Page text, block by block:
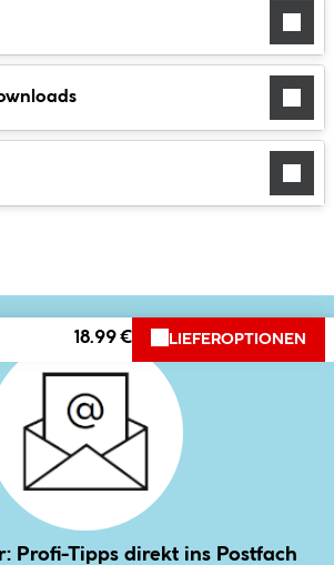
18.99 € LIEFEROPTIONEN
Profi-Tipps direkt ins Postfach